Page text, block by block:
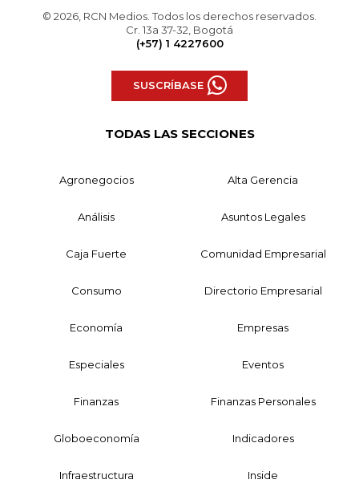
© 2026, RCN Medios. Todos los derechos reservados.
Cr. 13a 37-32, Bogotá
(+57) 1 4227600
SUSCRÍBASE
TODAS LAS SECCIONES
Agronegocios Alta Gerencia
Análisis Asuntos Legales
Caja Fuerte Comunidad Empresarial
Consumo Directorio Empresarial
Economía Empresas
Especiales Eventos
Finanzas Finanzas Personales
Globoeconomía Indicadores
Infraestructura Inside